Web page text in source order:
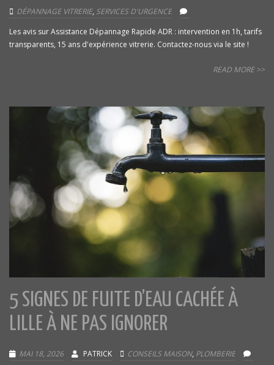
DÉPANNAGE VITRERIE, SERVICES D'URGENCE
Les avis sur Assistance Dépannage Rapide ADR : intervention en 1h, tarifs
transparents, 15 ans d'expérience vitrerie. Contactez-nous via le site !
READ MORE >>
5 SIGNES DE FUITE D’EAU CACHÉE À
LILLE À NE PAS IGNORER
MAI 18, 2026 PATRICK CONSEILS MAISON, PLOMBERIE